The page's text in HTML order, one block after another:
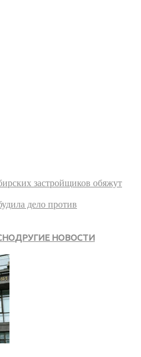
застройщиков обяжут
дело против
ДРУГИЕ НОВОСТИ